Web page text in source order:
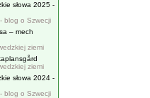
słowa 2025 -
blog o Szwecji
– mech
ziemi
ziemi
słowa 2024 -
blog o Szwecji